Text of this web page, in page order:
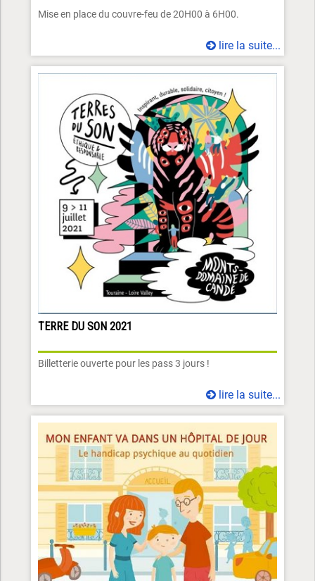
Mise en place du couvre-feu de 20H00 à 6H00.
lire la suite...
TERRE DU SON 2021
Billetterie ouverte pour les pass 3 jours !
lire la suite...